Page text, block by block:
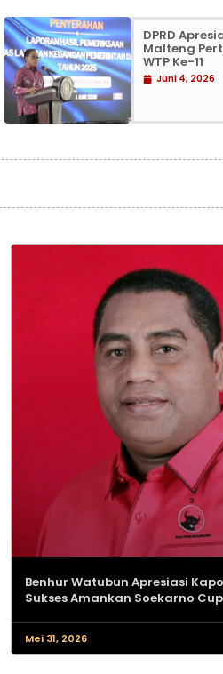
DPRD
Malteng
WTP Ke-11
Juni 4, 2026
Benhur Watubun Apresiasi
Sukses Amankan Soekarno Cup
Mei 31, 2026